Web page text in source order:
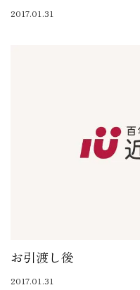
2017.01.31
お引渡し後
2017.01.31